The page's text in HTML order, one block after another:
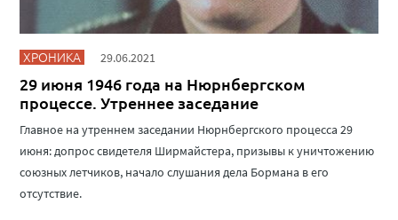
ХРОНИКА 29.06.2021
29 июня 1946 года на Нюрнбергском
процессе. Утреннее заседание
Главное на утреннем заседании Нюрнбергского процесса 29
июня: допрос свидетеля Ширмайстера, призывы к уничтожению
союзных летчиков, начало слушания дела Бормана в его
отсутствие.